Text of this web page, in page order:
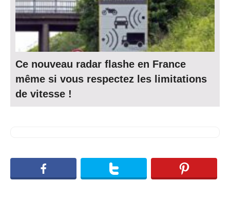
Ce nouveau radar flashe en France
même si vous respectez les limitations
de vitesse !